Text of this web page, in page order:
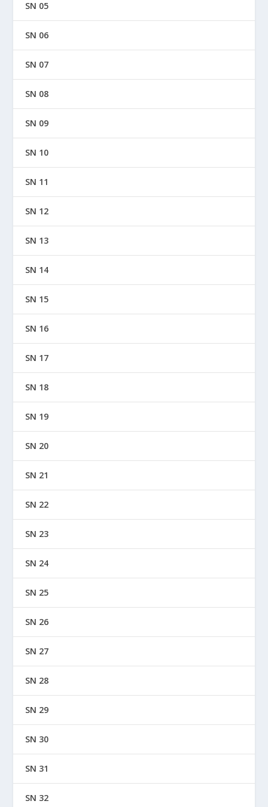
SN 05
SN 06
SN 07
SN 08
SN 09
SN 10
SN 11
SN 12
SN 13
SN 14
SN 15
SN 16
SN 17
SN 18
SN 19
SN 20
SN 21
SN 22
SN 23
SN 24
SN 25
SN 26
SN 27
SN 28
SN 29
SN 30
SN 31
SN 32